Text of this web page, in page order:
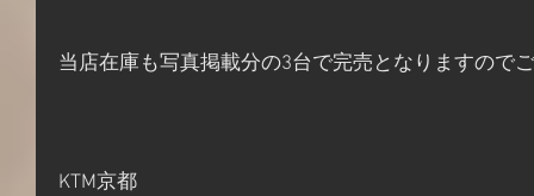
当店在庫も写真掲載分の3台で完売となりますので
KTM京都